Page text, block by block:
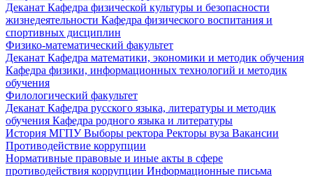
Деканат Кафедра физической культуры и безопасности
жизнедеятельности Кафедра физического воспитания и
спортивных дисциплин
Физико-математический факультет
Деканат Кафедра математики, экономики и методик обучения
Кафедра физики, информационных технологий и методик
обучения
Филологический факультет
Деканат Кафедра русского языка, литературы и методик
обучения Кафедра родного языка и литературы
История МГПУВыборы ректора Ректоры вуза Вакансии
Противодействие коррупции
Нормативные правовые и иные акты в сфере
противодействия коррупции Информационные письма